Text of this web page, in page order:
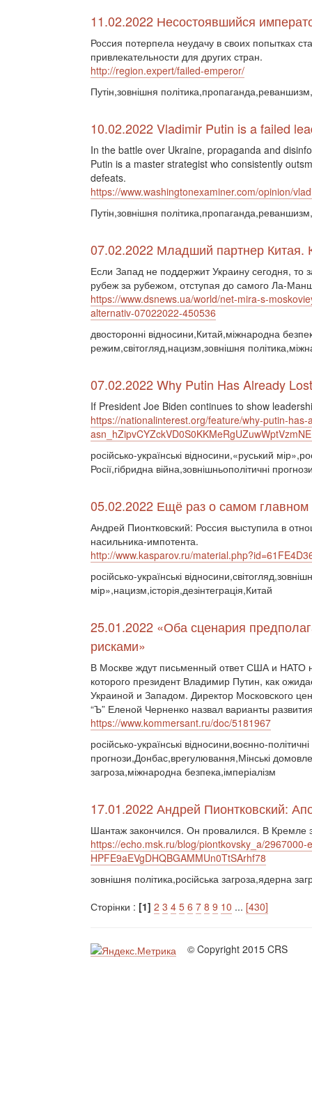
11.02.2022 Несостоявшийся
Россия потерпела неудачу в своих попытках
привлекательности для других стран.
http://region.expert/failed-emperor/
Путін,зовнішня
10.02.2022 Vladimir Putin is a failed
In the battle over Ukraine, propaganda and
Putin is a master strategist who consistently
defeats.
https://www.washingtonexaminer.com/opinion/
Путін,зовнішня
07.02.2022 Младший партнер Китая.
Если Запад не поддержит Украину сегодня, то
рубеж за рубежом, отступая до самого Ла-
https://www.dsnews.ua/world/net-mira-s-
alternativ-07022022-450536
двосторонні відносини,Китай,міжнародна
режим,світогляд,нацизм,зовнішня
07.02.2022 Why Putin Has Already
If President Joe Biden continues to show
https://nationalinterest.org/feature/why-putin-
російсько-українські відносини,«руський
Росії,гібридна війна,зовнішньополітичні
05.02.2022 Ещё раз о самом главном
Андрей Пионтковский: Россия выступила в
насильника-импотента.
http://www.kasparov.ru/
російсько-українські
мір»,нацизм,історія,дезінтеграція,Китай
25.01.2022 «Оба сценария
рисками»
В Москве ждут письменный ответ США и НАТО
которого президент Владимир Путин, как
Украиной и Западом. Директор Московского
“Ъ” Еленой Черненко назвал варианты
https://www.kommersant.ru/doc/5181967
російсько-українські відносини,воєнно-
прогнози,Донбас,врегулювання,Мінські
загроза,міжнародна безпека,імперіалізм
17.01.2022 Андрей Пионтковский:
Шантаж закончился. Он провалился. В
https://echo.msk.ru/blog/piontkovsky_a/
HPFE9aEVgDHQBGAMMUn0TtSArhf78
зовнішня політика,російська загроза,ядерна
Сторінки : [1] 2 3 4 5 6 7 8 9 10 ... [430]
© Copyright 2015 CRS